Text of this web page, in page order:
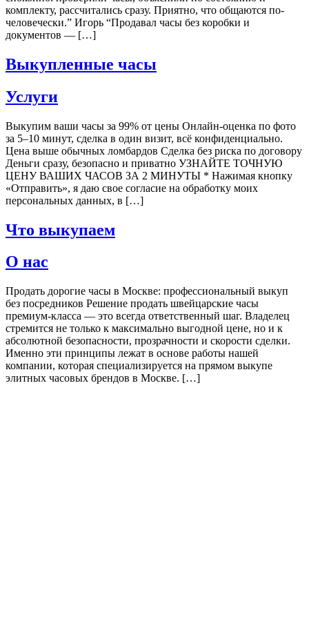
комплекту, рассчитались сразу. Приятно, что общаются по-
человечески.” Игорь “Продавал часы без коробки и
документов — […]
Выкупленные часы
Услуги
Выкупим ваши часы за 99% от цены Онлайн-оценка по фото
за 5–10 минут, сделка в один визит, всё конфиденциально.
Цена выше обычных ломбардов Сделка без риска по договору
Деньги сразу, безопасно и приватно УЗНАЙТЕ ТОЧНУЮ
ЦЕНУ ВАШИХ ЧАСОВ ЗА 2 МИНУТЫ * Нажимая кнопку
«Отправить», я даю свое согласие на обработку моих
персональных данных, в […]
Что выкупаем
О нас
Продать дорогие часы в Москве: профессиональный выкуп
без посредников Решение продать швейцарские часы
премиум-класса — это всегда ответственный шаг. Владелец
стремится не только к максимально выгодной цене, но и к
абсолютной безопасности, прозрачности и скорости сделки.
Именно эти принципы лежат в основе работы нашей
компании, которая специализируется на прямом выкупе
элитных часовых брендов в Москве. […]